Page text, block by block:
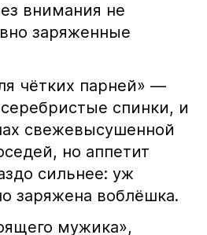
внимания не
заряженные
чётких парней» —
спинки, и
свежевысушенной
но аппетит
сильнее: уж
заряжена воблёшка.
мужика»,